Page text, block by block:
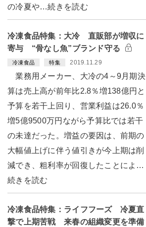
の冷夏や…続きを読む
冷凍食品特集：大冷 直販部が増収に
寄与 “骨なし魚”ブランド守る
冷凍食品 特集 2019.11.29
業務用メーカー、大冷の4～9月期決
算は売上高が前年比2.8％増138億円と
予算を若干上回り、営業利益は26.0％
増5億9500万円ながら予算比では若干
の未達だった。増益の要因は、前期の
大幅値上げに伴う値引きが今上期は削
減でき、粗利率が回復したことによ…
続きを読む
冷凍食品特集：ライフフーズ 冷夏直
撃で上期苦戦 来春の組織変更を準備